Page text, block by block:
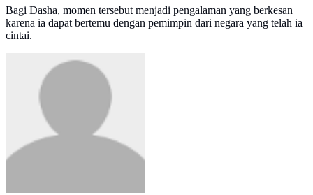
Bagi Dasha, momen tersebut menjadi pengalaman yang berkesan
karena ia dapat bertemu dengan pemimpin dari negara yang telah ia
cintai.